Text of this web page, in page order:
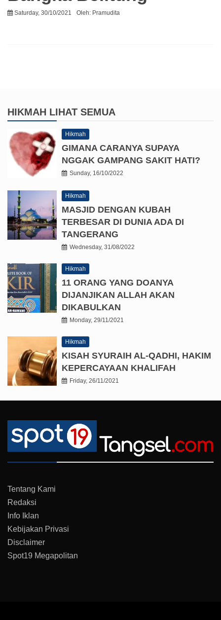
Saturday, 30/10/2021 Oleh: Pramudita
HIKMAH LIHAT SEMUA
Hikmah
GIMANA CARANYA SUPAYA
NGGAK GAMPANG SAKIT HATI?
Sunday, 16/10/2022
Hikmah
MASJID DENGAN KUBAH
TERBESAR DI DUNIA ADA DI
TANGERANG
Wednesday, 31/08/2022
Hikmah
11 ORANG YANG DOANYA
DIJANJIKAN ALLAH AKAN
DIKABULKAN
Monday, 29/11/2021
Hikmah
KISAH SYURAIH AL-QADHI, HAKIM
KEPERCAYAAN KHALIFAH
Friday, 26/11/2021
Tentang Kami
Redaksi
Info Iklan
Kebijakan Privasi
Disclaimer
Spot19 Megapolitan